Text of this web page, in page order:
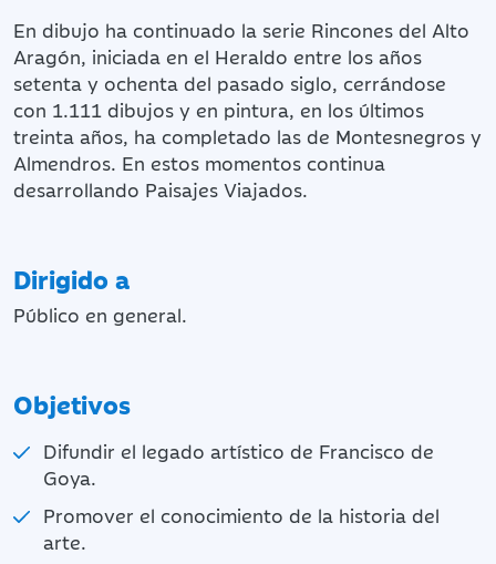
En dibujo ha continuado la serie Rincones del Alto
Aragón, iniciada en el Heraldo entre los años
setenta y ochenta del pasado siglo, cerrándose
con 1.111 dibujos y en pintura, en los últimos
treinta años, ha completado las de Montesnegros y
Almendros. En estos momentos continua
desarrollando Paisajes Viajados.
Dirigido a
Público en general.
Objetivos
Difundir el legado artístico de Francisco de
Goya.
Promover el conocimiento de la historia del
arte.